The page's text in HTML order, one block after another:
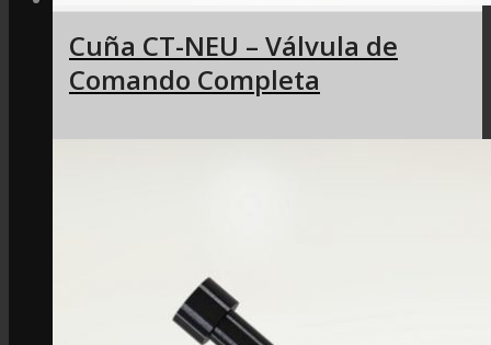
Cuña CT-NEU – Válvula de
Comando Completa